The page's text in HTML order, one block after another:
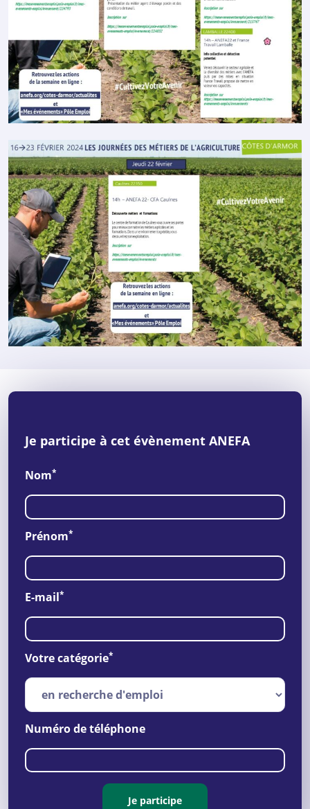
Je participe à cet évènement ANEFA
Nom*
Prénom*
E-mail*
Votre catégorie*
Numéro de téléphone
Je participe